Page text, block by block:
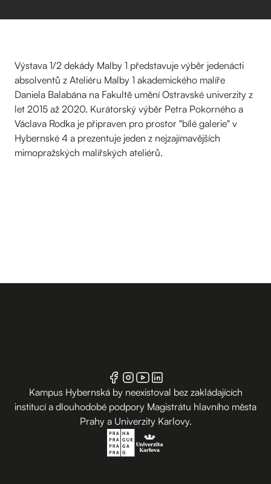
Výstava 1/2 dekády Malby 1 představuje výběr jedenácti
absolventů z Ateliéru Malby 1 akademického malíře
Daniela Balabána na Fakultě umění Ostravské univerzity z
let 2015 až 2020. Kurátorský výběr Petra Pokorného a
Václava Rodka je připraven pro prostor "bílé galerie" v
Hybernské 4 a prezentuje jeden z nejzajímavějších
mimopražských malířských ateliérů.
Kampus Hybernská by neexistoval bez zakládajících
institucí a dlouhodobé podpory Magistrátu hlavního města
Prahy a Univerzity Karlovy.